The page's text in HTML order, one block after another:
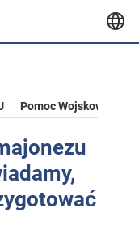
Pomoc Wojskowa Dla